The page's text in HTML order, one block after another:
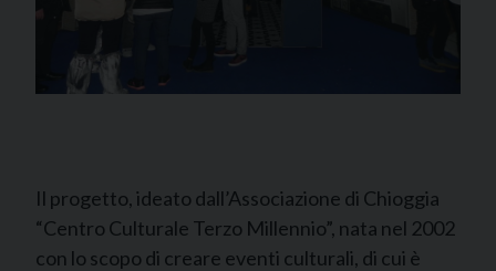
Il progetto, ideato dall’Associazione di Chioggia
“Centro Culturale Terzo Millennio”, nata nel 2002
con lo scopo di creare eventi culturali, di cui è